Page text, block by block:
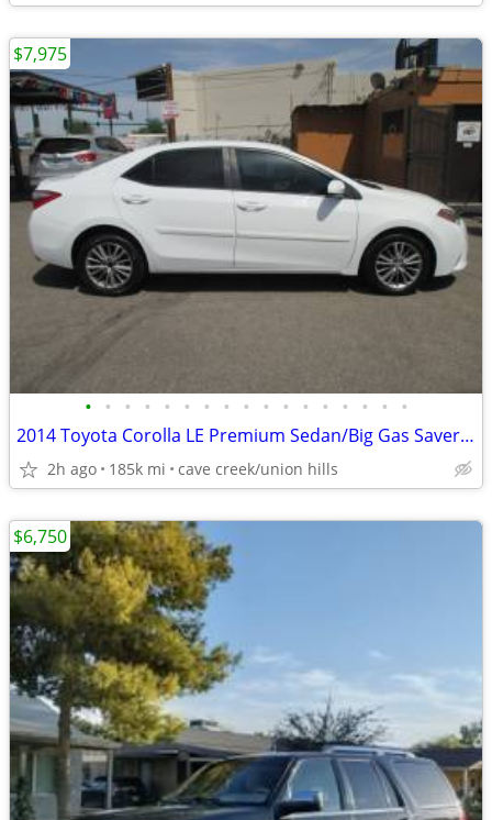
• • • • • • • • • • • • • • • • •
2014 Toyota Corolla LE Premium Sedan/Big Gas Saver/Cold AC/Like New
2h ago 185k mi cave creek/union hills
$7,975
$6,750